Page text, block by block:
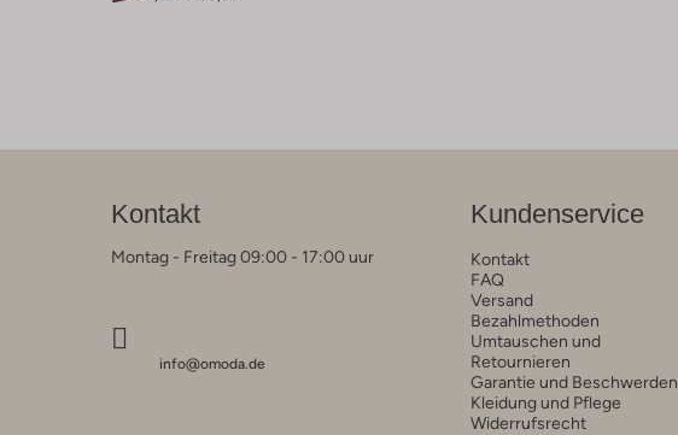
Kontakt
Montag - Freitag 09:00 - 17:00 uur
info@omoda.de
Kundenservice
Kontakt
FAQ
Versand
Bezahlmethoden
Umtauschen und
Retournieren
Garantie und Beschwerden
Kleidung und Pflege
Widerrufsrecht